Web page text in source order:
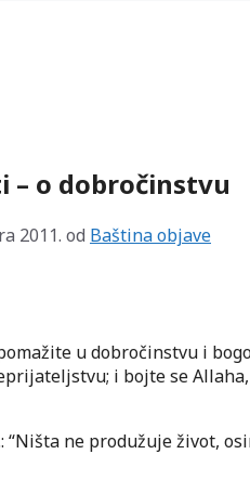
– o dobročinstvu
2011. od Baština objave
u dobročinstvu i
i bojte se
“Ništa ne produžuje život,